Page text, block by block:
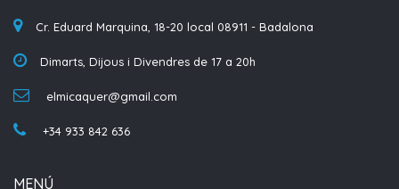
Cr. Eduard Marquina, 18-20 local 08911 - Badalona
Dimarts, Dijous i Divendres de 17 a 20h
elmicaquer@gmail.com
+34 933 842 636
MENÚ